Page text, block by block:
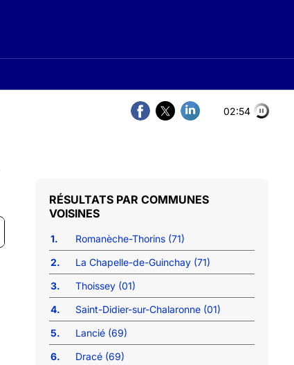
02:53
COMMUNES
VOISINES
1.
Romanèche-Thorins (71)
2.
La Chapelle-de-Guinchay (71)
3.
Thoissey (01)
4.
Saint-Didier-sur-Chalaronne (01)
5.
Lancié (69)
6.
Dracé (69)